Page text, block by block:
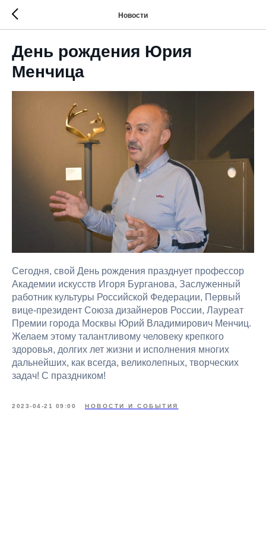
Новости
День рождения Юрия
Менчица
Сегодня, свой День рождения празднует профессор
Академии искусств Игоря Бурганова, Заслуженный
работник культуры Российской Федерации, Первый
вице-президент Союза дизайнеров России, Лауреат
Премии города Москвы Юрий Владимирович Менчиц.
Желаем этому талантливому человеку крепкого
здоровья, долгих лет жизни и исполнения многих
дальнейших, как всегда, великолепных, творческих
задач! С праздником!
2023-04-21 09:00 НОВОСТИ И СОБЫТИЯ